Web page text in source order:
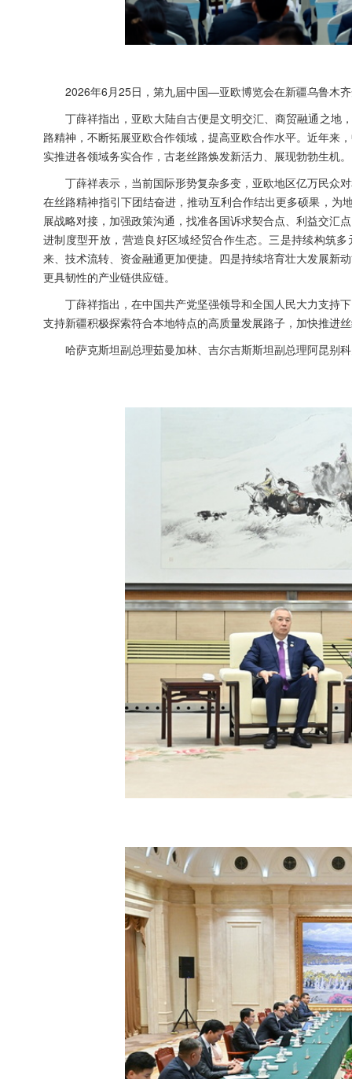
2026年6月25日，第九届中国—亚欧博览会在新疆乌鲁木
丁薛祥指出，亚欧大陆自古便是文明交汇、商贸融通之地
路精神，不断拓展亚欧合作领域，提高亚欧合作水平。近年来
实推进各领域务实合作，古老丝路焕发新活力、展现勃勃生机。
丁薛祥表示，当前国际形势复杂多变，亚欧地区亿万民众
在丝路精神指引下团结奋进，推动互利合作结出更多硕果，
展战略对接，加强政策沟通，找准各国诉求契合点、利益交汇
进制度型开放，营造良好区域经贸合作生态。三是持续构筑
来、技术流转、资金融通更加便捷。四是持续培育壮大发展新
更具韧性的产业链供应链。
丁薛祥指出，在中国共产党坚强领导和全国人民大力支持
支持新疆积极探索符合本地特点的高质量发展路子，加快推进
哈萨克斯坦副总理茹曼加林、吉尔吉斯斯坦副总理阿昆别